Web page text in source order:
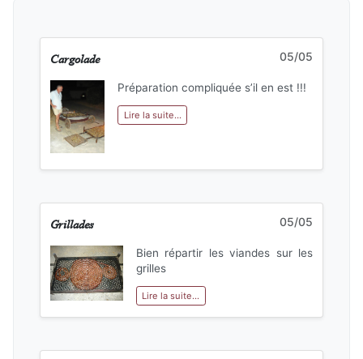
Cargolade 05/05
Préparation compliquée s’il en est !!!
Lire la suite...
Grillades 05/05
Bien répartir les viandes sur les
grilles
Lire la suite...